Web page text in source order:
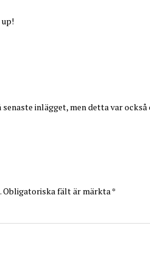
inlägget, men detta var
Obligatoriska fält är märkta*